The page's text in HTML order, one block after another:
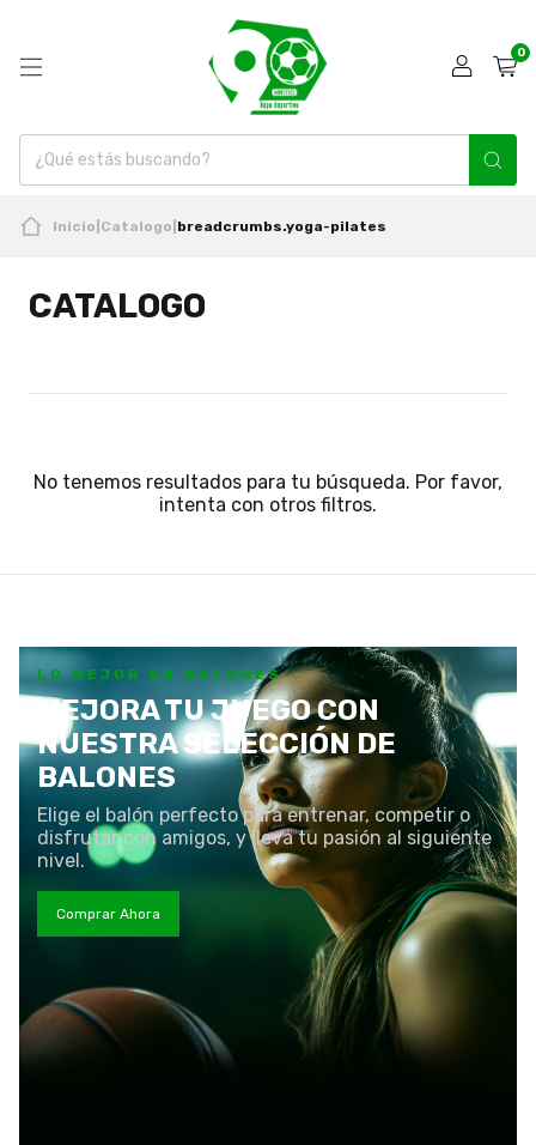
0
Inicio Catalogo breadcrumbs.yoga-pilates
CATALOGO
No tenemos resultados para tu búsqueda. Por favor,
intenta con otros filtros.
LO MEJOR EN BALONES
MEJORA TU JUEGO CON
NUESTRA SELECCIÓN DE
BALONES
Elige el balón perfecto para entrenar, competir o
disfrutar con amigos, y lleva tu pasión al siguiente
nivel.
Comprar Ahora